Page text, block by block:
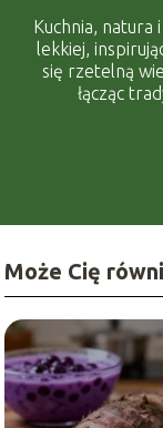
Kuchnia, natura
lekkiej,
się rzetelną
łącząc
Może Cię